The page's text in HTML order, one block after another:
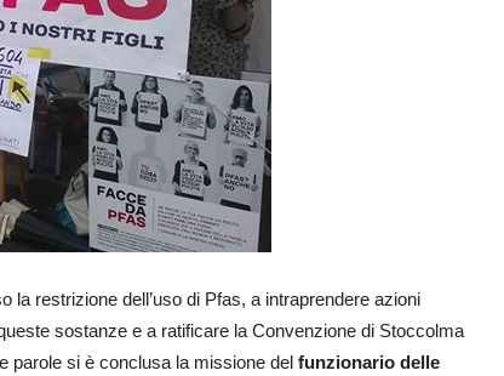
la restrizione dell’uso di Pfas, a intraprendere azioni
sostanze e a ratificare la Convenzione di Stoccolma
parole si è conclusa la missione del funzionario delle